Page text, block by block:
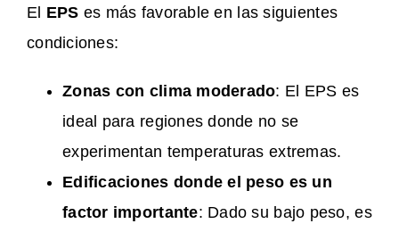
El EPS es más favorable en las siguientes
condiciones:
Zonas con clima moderado: El EPS es
ideal para regiones donde no se
experimentan temperaturas extremas.
Edificaciones donde el peso es un
factor importante: Dado su bajo peso, es